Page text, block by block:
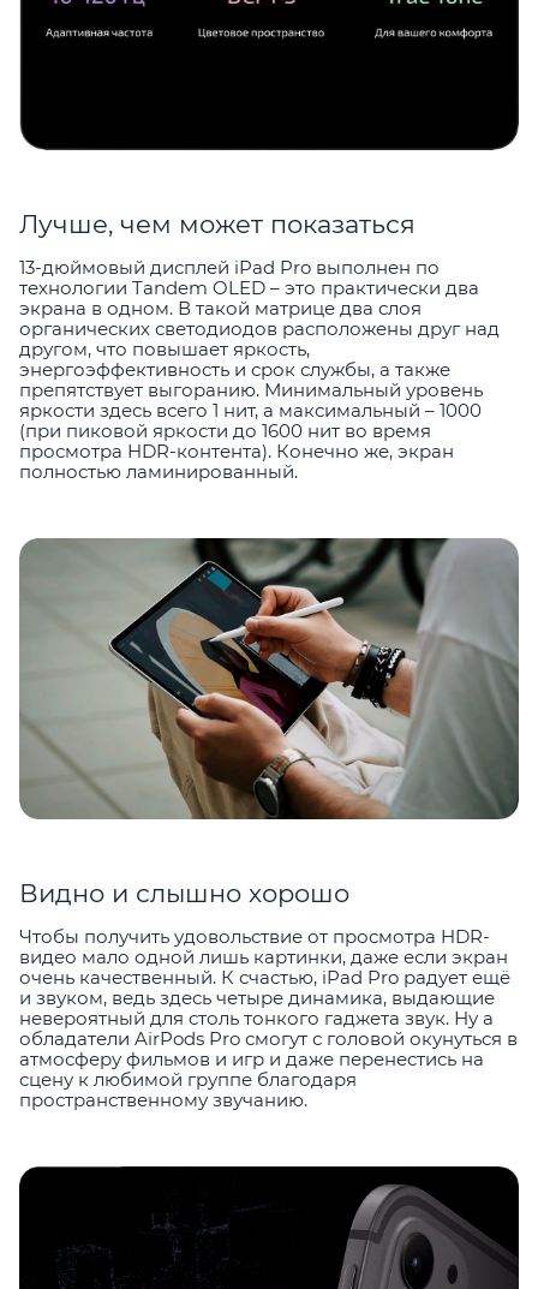
Лучше, чем может показаться
13-дюймовый дисплей iPad Pro выполнен по
технологии Tandem OLED – это практически два
экрана в одном. В такой матрице два слоя
органических светодиодов расположены друг над
другом, что повышает яркость,
энергоэффективность и срок службы, а также
препятствует выгоранию. Минимальный уровень
яркости здесь всего 1 нит, а максимальный – 1000
(при пиковой яркости до 1600 нит во время
просмотра HDR-контента). Конечно же, экран
полностью ламинированный.
Видно и слышно хорошо
Чтобы получить удовольствие от просмотра HDR-
видео мало одной лишь картинки, даже если экран
очень качественный. К счастью, iPad Pro радует ещё
и звуком, ведь здесь четыре динамика, выдающие
невероятный для столь тонкого гаджета звук. Ну а
обладатели AirPods Pro смогут с головой окунуться в
атмосферу фильмов и игр и даже перенестись на
сцену к любимой группе благодаря
пространственному звучанию.